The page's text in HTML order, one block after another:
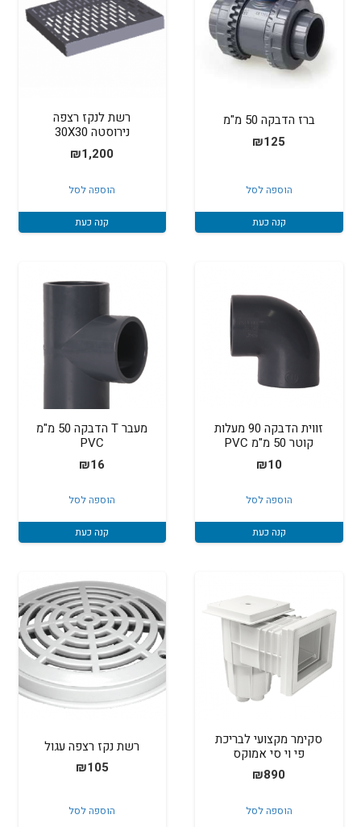
ברז הדבקה 50 מ"מ
₪125
הוספה לסל
קנה כעת
רשת לנקז רצפה
נירוסטה 30X30
₪1,200
הוספה לסל
קנה כעת
זווית הדבקה 90 מעלות
קוטר 50 מ"מ PVC
₪10
הוספה לסל
קנה כעת
מעבר T הדבקה 50 מ"מ
PVC
₪16
הוספה לסל
קנה כעת
סקימר מקצועי לבריכת
פי וי סי אמוקס
₪890
הוספה לסל
רשת נקז רצפה עגול
₪105
הוספה לסל